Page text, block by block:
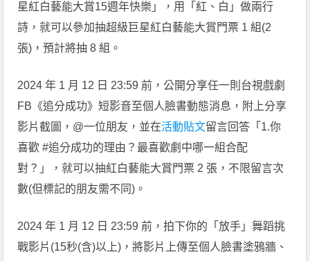
星紅白藝能大賞15週年快樂」，用「紅、白」做兩行
詩，就可以參加抽超級巨星紅白藝能大賞門票 1 組(2
張)，預計將抽 8 組。
2024 年 1 月 12 日 23:59 前，公開分享任一則台視戲劇
FB《追分成功》短影音至個人臉書動態消息，附上分享
影片截圖，@一位朋友，並在活動貼文留言回答「1.你
喜歡 #追分成功的理由？最喜歡劇中哪一組合配
對？」，就可以抽紅白藝能大賞門票 2 張，不限留言次
數(但標記的朋友需不同)。
2024 年 1 月 12 日 23:59 前，拍下你的「放手」舞蹈挑
戰影片(15秒(含)以上)，將影片上傳至個人臉書塗鴉牆、